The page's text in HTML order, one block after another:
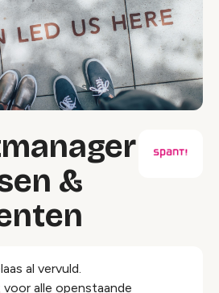
&
al vervuld.
voor alle openstaande